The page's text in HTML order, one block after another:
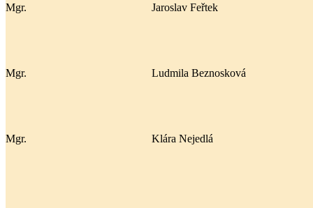
Mgr. Jaroslav Feřtek
Mgr. Ludmila Beznosková
Mgr. Klára Nejedlá